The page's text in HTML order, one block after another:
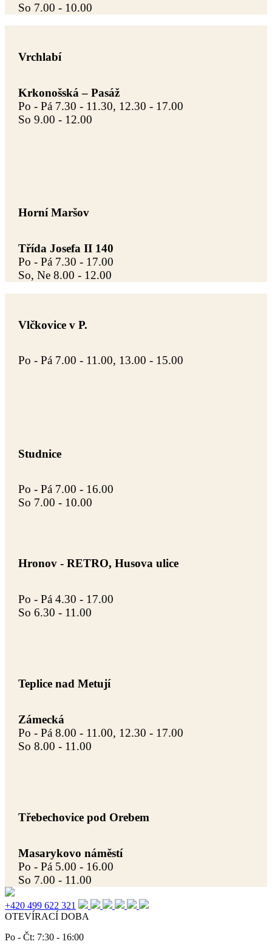
So 7.00 - 10.00
Vrchlabí
Krkonošská – Pasáž
Po - Pá 7.30 - 11.30, 12.30 - 17.00
So 9.00 - 12.00
Horní Maršov
Třída Josefa II 140
Po - Pá 7.30 - 17.00
So, Ne 8.00 - 12.00
Vlčkovice v P.
Po - Pá 7.00 - 11.00, 13.00 - 15.00
Studnice
Po - Pá 7.00 - 16.00
So 7.00 - 10.00
Hronov - RETRO, Husova ulice
Po - Pá 4.30 - 17.00
So 6.30 - 11.00
Teplice nad Metují
Zámecká
Po - Pá 8.00 - 11.00, 12.30 - 17.00
So 8.00 - 11.00
Třebechovice pod Orebem
Masarykovo náměstí
Po - Pá 5.00 - 16.00
So 7.00 - 11.00
+420 499 622 321
OTEVÍRACÍ DOBA
Po - Čt: 7:30 - 16:00